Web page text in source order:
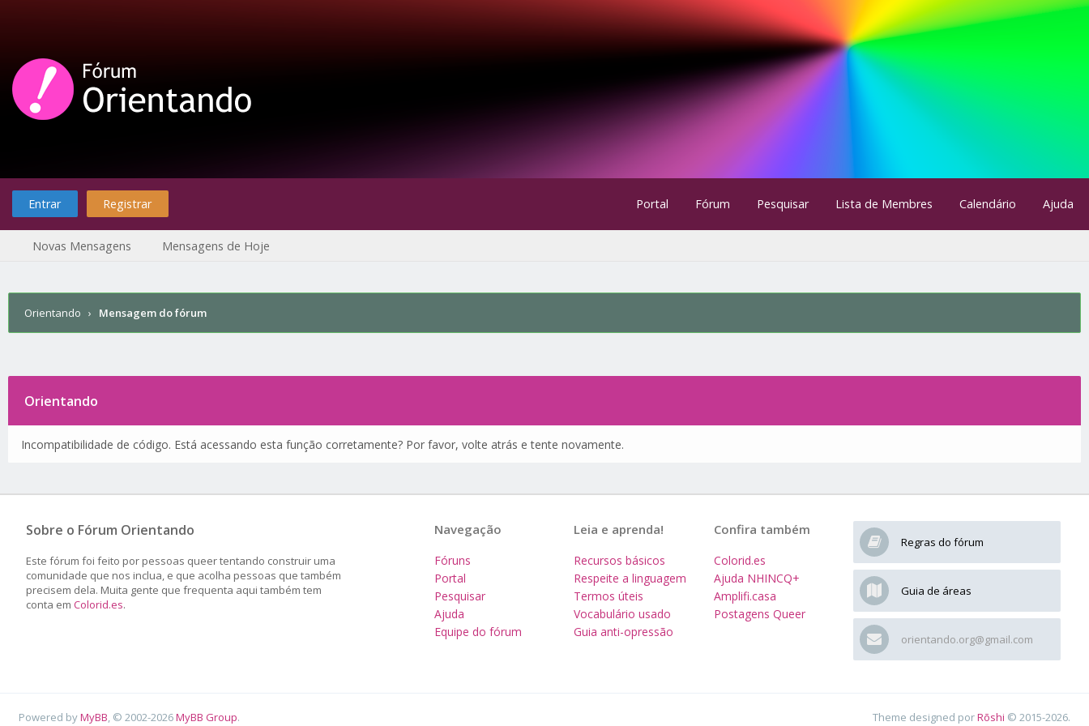
Entrar Registrar Portal Fórum Pesquisar Lista de Membres Calendário Ajuda
Novas Mensagens Mensagens de Hoje
Orientando › Mensagem do fórum
Orientando
Incompatibilidade de código. Está acessando esta função corretamente? Por favor, volte atrás e tente novamente.
Sobre o Fórum Orientando
Este fórum foi feito por pessoas queer tentando construir uma
comunidade que nos inclua, e que acolha pessoas que também
precisem dela. Muita gente que frequenta aqui também tem
conta em Colorid.es.
Regras do fórum
Guia de áreas
orientando.org@gmail.com
Confira também
Colorid.es
Ajuda NHINCQ+
Amplifi.casa
Postagens Queer
Leia e aprenda!
Recursos básicos
Respeite a linguagem
Termos úteis
Vocabulário usado
Guia anti-opressão
Navegação
Fóruns
Portal
Pesquisar
Ajuda
Equipe do fórum
Powered byMyBB , © 2002-2026MyBB Group. Theme designed porRōshi © 2015-2026.